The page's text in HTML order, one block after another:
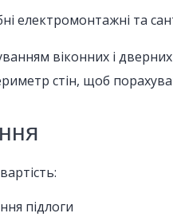
електромонтажні та
віконних і
стін, щоб
підлоги